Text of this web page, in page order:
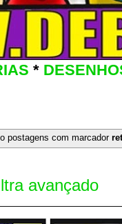
*
postagens com marcador
avançado